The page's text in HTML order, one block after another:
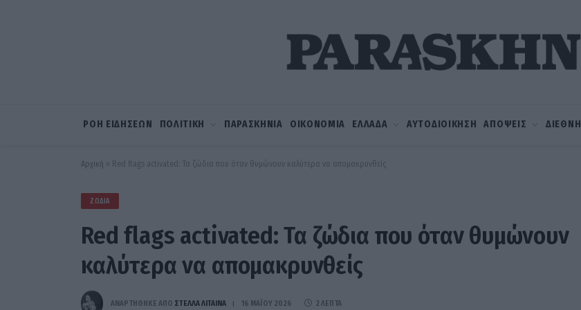
ΡΟΗ ΕΙΔΗΣΕΩΝ ΠΟΛΙΤΙΚΗ ΠΑΡΑΣΚΗΝΙΑ ΟΙΚΟΝΟΜΙΑ ΕΛΛΑΔΑ ΑΥΤΟΔΙΟΙΚΗΣΗ ΑΠΟΨΕΙΣ ΔΙΕΘΝΗ
Αρχική » Red flags activated: Τα ζώδια που όταν θυμώνουν καλύτερα να απομακρυνθείς
ΖΏΔΙΑ
Red flags activated: Τα ζώδια που όταν θυμώνουν
καλύτερα να απομακρυνθείς
ΑΝΑΡΤΗΘΗΚΕ ΑΠΟ ΣΤΈΛΛΑ ΛΊΤΑΙΝΑ 16 ΜΑΪ́ΟΥ 2026 2 ΛΕΠΤΆ